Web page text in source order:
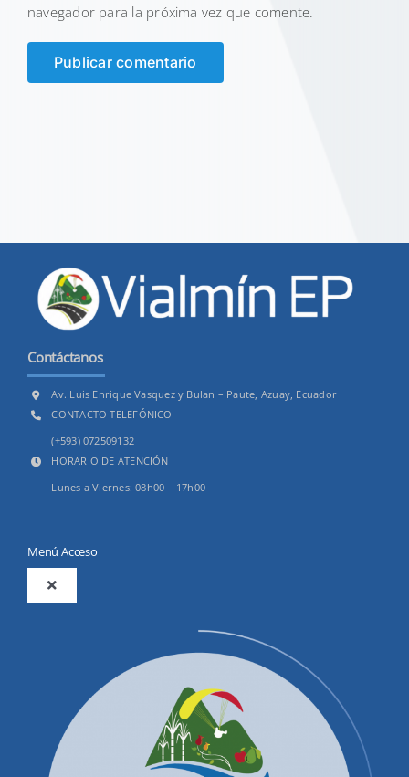
navegador para la próxima vez que comente.
Contáctanos
Av. Luis Enrique Vasquez y Bulan – Paute, Azuay, Ecuador
CONTACTO TELEFÓNICO
(+593) 072509132
HORARIO DE ATENCIÓN
Lunes a Viernes: 08h00 – 17h00
Menú Acceso
Toggle
Productos y Servicios
Convocatorias Precalificación